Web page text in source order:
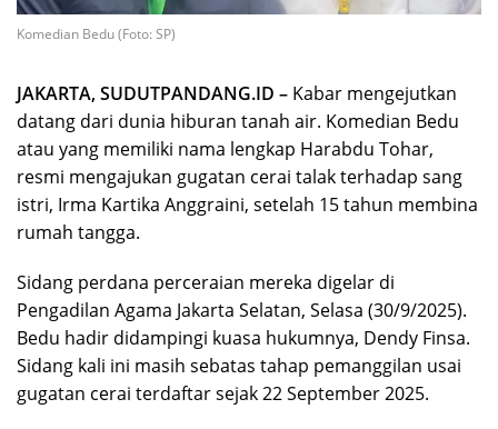
Komedian Bedu (Foto: SP)
JAKARTA, SUDUTPANDANG.ID – Kabar mengejutkan
datang dari dunia hiburan tanah air. Komedian Bedu
atau yang memiliki nama lengkap Harabdu Tohar,
resmi mengajukan gugatan cerai talak terhadap sang
istri, Irma Kartika Anggraini, setelah 15 tahun membina
rumah tangga.
Sidang perdana perceraian mereka digelar di
Pengadilan Agama Jakarta Selatan, Selasa (30/9/2025).
Bedu hadir didampingi kuasa hukumnya, Dendy Finsa.
Sidang kali ini masih sebatas tahap pemanggilan usai
gugatan cerai terdaftar sejak 22 September 2025.